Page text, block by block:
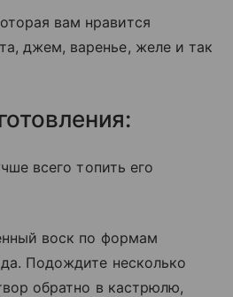
вам нравится
джем, варенье, желе и так
всего топить его
воск по формам
Подождите несколько
обратно в кастрюлю,